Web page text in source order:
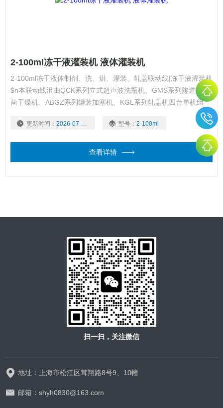
2-100ml冻干液灌装机 液体灌装机
2-100ml冻干液体制剂、洗、烘、灌装、轧盖联动线|冻干液灌装机
$n本联动线沮由QCK系列立式超声波洗瓶机、GMS系列隧道式灭
菌干燥机、ABGZ系列罐装加塞机、KGL系列轧盖机四台单机组
更新时间： 2026-07-30 型号： 2-100ml
查看详情
扫一扫，关注微信
地址：上海市松江区茸翔路8号9、10幢
邮箱：shyh0830@163.com